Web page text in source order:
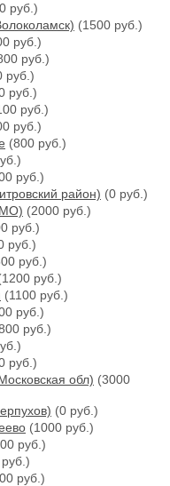
руб.)
(1500 руб.)
руб.)
руб.)
руб.)
руб.)
руб.)
руб.)
(800 руб.)
руб.)
район) (0 руб.)
(2000 руб.)
руб.)
руб.)
руб.)
руб.)
(1100 руб.)
руб.)
руб.)
руб.)
обл) (3000
(0 руб.)
(1000 руб.)
руб.)
руб.)